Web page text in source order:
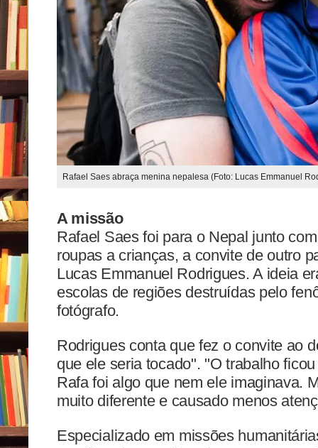
Rafael Saes abraça menina nepalesa (Foto: Lucas Emmanuel
A missão
Rafael Saes foi para o Nepal junto
roupas a crianças, a convite de outro
Lucas Emmanuel Rodrigues. A ideia
escolas de regiões destruídas pelo
fotógrafo.
Rodrigues conta que fez o convite ao
que ele seria tocado". "O trabalho
Rafa foi algo que nem ele imaginava.
muito diferente e causado menos
Especializado em missões